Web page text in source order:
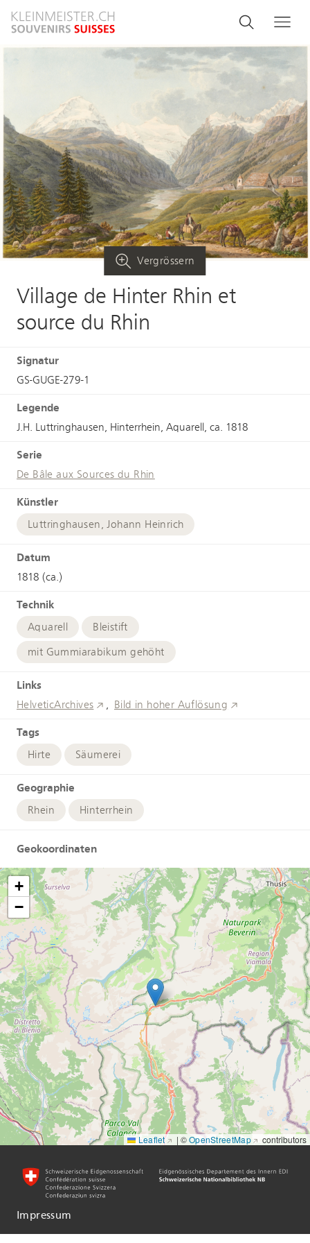
zum
Search
and
menu
Suche
Vergrössern
Village de Hinter Rhin et
source du Rhin
Signatur
GS-GUGE-279-1
Legende
J.H. Luttringhausen, Hinterrhein, Aquarell, ca. 1818
Serie
De Bâle aux Sources du Rhin
Künstler
Luttringhausen, Johann Heinrich
Datum
1818 (ca.)
Technik
Aquarell
Bleistift
mit Gummiarabikum gehöht
Links
HelveticArchives Bild in hoher Auflösung
Tags
Hirte Säumerei
Geographie
Rhein Hinterrhein
Geokoordinaten
+
−
Leaflet | ©OpenStreetMap contributors
Impressum